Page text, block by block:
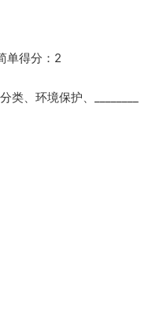
单得分：2
、环境保护、________